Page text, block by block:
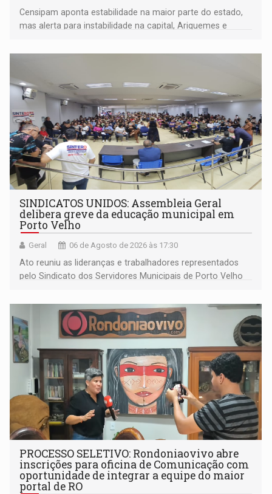
Censipam aponta estabilidade na maior parte do estado,
mas alerta para instabilidade na capital, Ariquemes e
SINDICATOS UNIDOS: Assembleia Geral
delibera greve da educação municipal em
Porto Velho
Geral 06 de Agosto de 2026 às 17:30
Ato reuniu as lideranças e trabalhadores representados
pelo Sindicato dos Servidores Municipais de Porto Velho
PROCESSO SELETIVO: Rondoniaovivo abre
inscrições para oficina de Comunicação com
oportunidade de integrar a equipe do maior
portal de RO